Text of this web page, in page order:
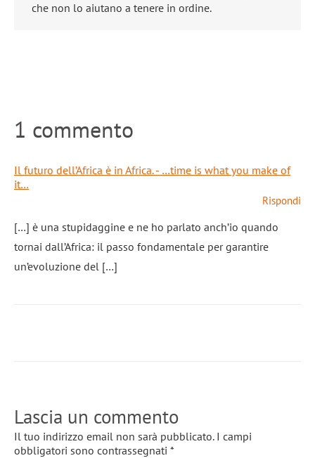
che non lo aiutano a tenere in ordine.
1 commento
Il futuro dell’Africa è in Africa. - …time is what you make of
it…
Rispondi
[…] è una stupidaggine e ne ho parlato anch’io quando
tornai dall’Africa: il passo fondamentale per garantire
un’evoluzione del […]
Lascia un commento
Il tuo indirizzo email non sarà pubblicato. I campi
obbligatori sono contrassegnati *